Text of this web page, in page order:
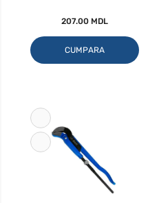
207.00 MDL
CUMPARA